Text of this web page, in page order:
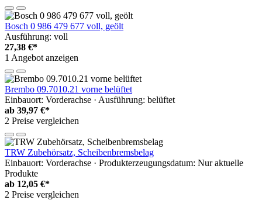
Bosch 0 986 479 677 voll, geölt
Ausführung: voll
27,38 €*
1 Angebot anzeigen
Brembo 09.7010.21 vorne belüftet
Einbauort: Vorderachse · Ausführung: belüftet
ab 39,97 €*
2 Preise vergleichen
TRW Zubehörsatz, Scheibenbremsbelag
Einbauort: Vorderachse · Produkterzeugungsdatum: Nur aktuelle
Produkte
ab 12,05 €*
2 Preise vergleichen